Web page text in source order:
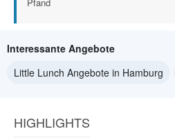
Interessante Angebote
Little Lunch Angebote in Hamburg
HIGHLIGHTS